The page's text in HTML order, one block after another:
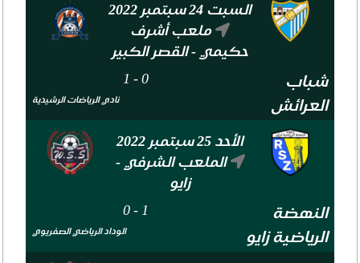
السبت 24 سبتمبر 2022
ملعب أشرف
حكيمي - القصر الكبير
شباب
العرائش
0
-
1
نادي الرياضات الرشيدية
الأحد 25 سبتمبر 2022
الملعب الشرفي -
زايو
النهضة
الرياضية زايو
1
-
0
الوداد الرياضي الصفريوي